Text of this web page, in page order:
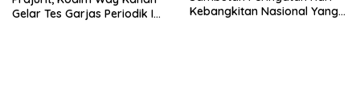
Gelar Tes Garjas Periodik I
Kebangkitan Nasional Yang